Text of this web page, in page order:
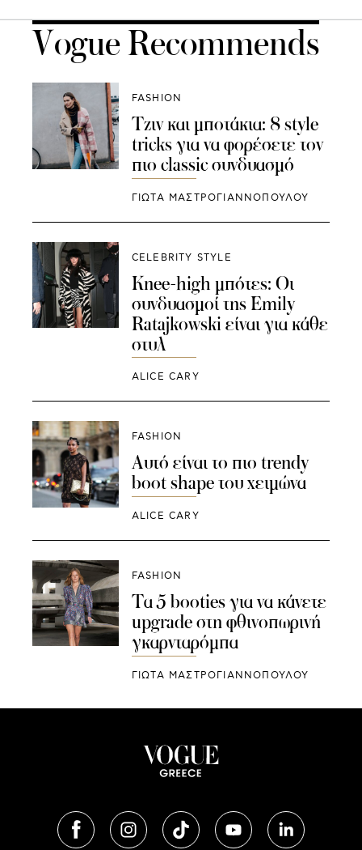
Vogue Recommends
FASHION
Τζιν και μποτάκια: 8 style
tricks για να φορέσετε τον
πιο classic συνδυασμό
ΓΙΩΤΑ ΜΑΣΤΡΟΓΙΑΝΝΟΠΟΥΛΟΥ
CELEBRITY STYLE
Knee-high μπότες: Οι
συνδυασμοί της Emily
Ratajkowski είναι για κάθε
στυλ
ALICE CARY
FASHION
Αυτό είναι το πιο trendy
boot shape του χειμώνα
ALICE CARY
FASHION
Τα 5 booties για να κάνετε
upgrade στη φθινοπωρινή
γκαρνταρόμπα
ΓΙΩΤΑ ΜΑΣΤΡΟΓΙΑΝΝΟΠΟΥΛΟΥ